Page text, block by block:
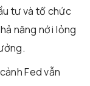
tư và tổ chức
năng nới lỏng
Fed vẫn